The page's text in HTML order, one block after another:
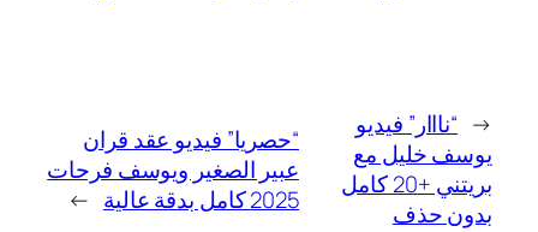
← “نااار” فيديو
يوسف خليل مع
بريتني +20 كامل
بدون حذف
“حصريا” فيديو عقد قران
عبير الصغير ويوسف فرحات
2025 كامل بدقة عالية
→